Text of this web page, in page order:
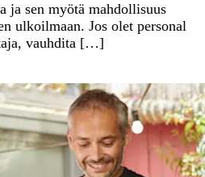
ja sen myötä mahdollisuus
ulkoilmaan. Jos olet personal
vauhdita […]